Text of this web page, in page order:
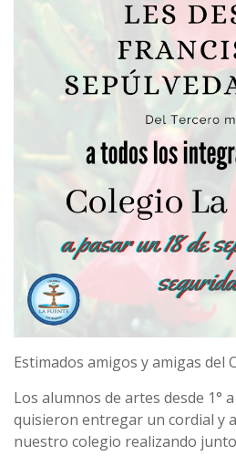
Estimados amigos y amigas del
Los alumnos de artes desde 1°
quisieron entregar un cordial y
nuestro colegio realizando